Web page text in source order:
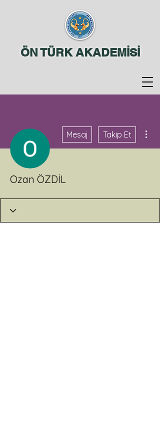
ÖN TÜRK AKADEMİSİ
Mesaj Takip Et
Ozan ÖZDİL